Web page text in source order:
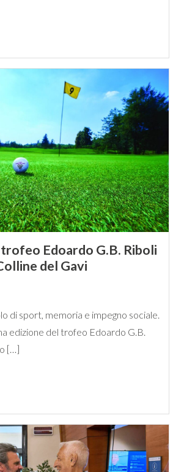
Edoardo G.B. Riboli
del Gavi
di sport, memoria e impegno sociale.
edizione del trofeo Edoardo G.B.
[…]